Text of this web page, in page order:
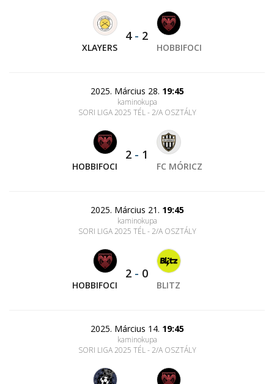
XLAYERS
4- 2
HOBBIFOCI
2025. Március 28. 19:45
kaminokupa
SORI LIGA 2025 TÉL - 2/A OSZTÁLY
HOBBIFOCI
2 - 1
FC MÓRICZ
2025. Március 21. 19:45
kaminokupa
SORI LIGA 2025 TÉL - 2/A OSZTÁLY
HOBBIFOCI
2 - 0
BLITZ
2025. Március 14. 19:45
kaminokupa
SORI LIGA 2025 TÉL - 2/A OSZTÁLY